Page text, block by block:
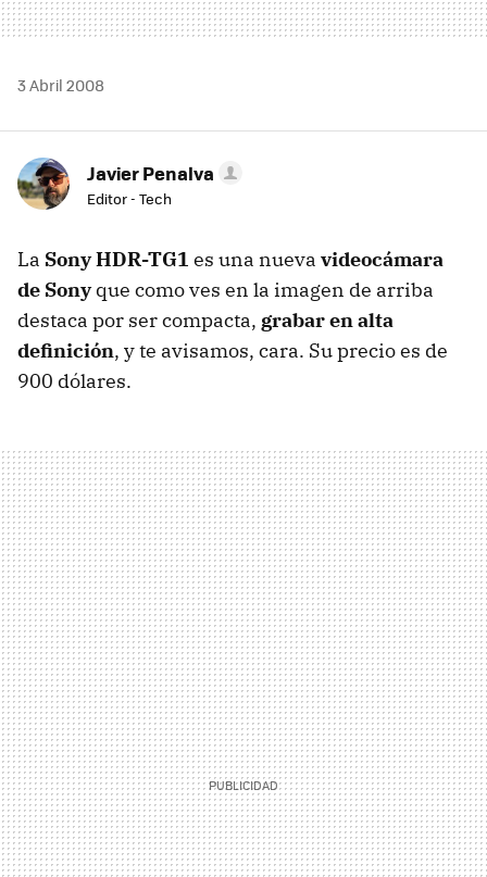
3 Abril 2008
Javier Penalva
Editor - Tech
La Sony HDR-TG1 es una nueva videocámara
de Sonyque como ves en la imagen de arriba
destaca por ser compacta, grabar en alta
definición, y te avisamos, cara. Su precio es de
900 dólares.